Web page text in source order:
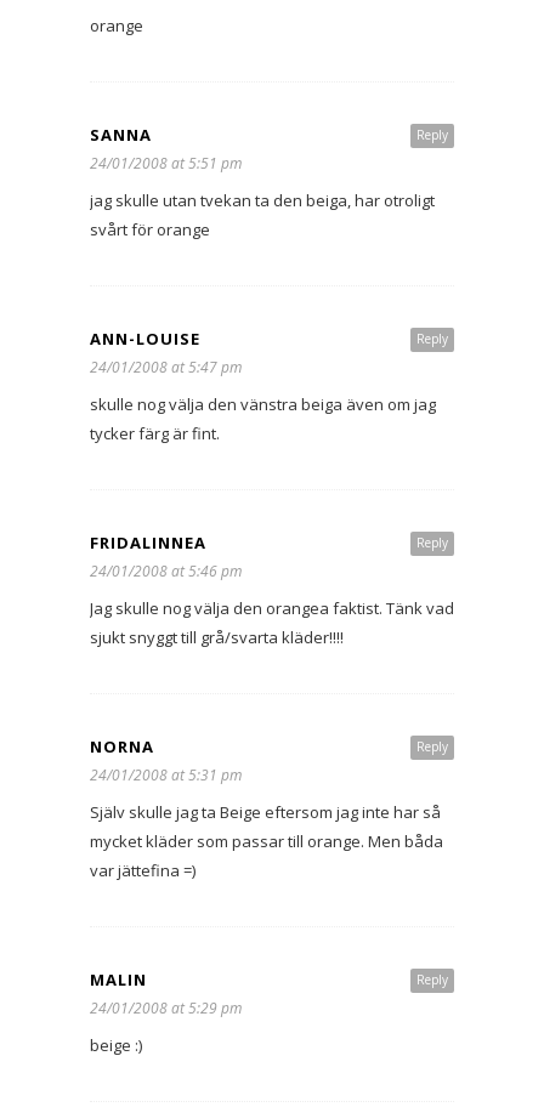
orange
Reply
SANNA
24/01/2008 at 5:51 pm
jag skulle utan tvekan ta den beiga, har otroligt
svårt för orange
Reply
ANN-LOUISE
24/01/2008 at 5:47 pm
skulle nog välja den vänstra beiga även om jag
tycker färg är fint.
Reply
FRIDALINNEA
24/01/2008 at 5:46 pm
Jag skulle nog välja den orangea faktist. Tänk vad
sjukt snyggt till grå/svarta kläder!!!!
Reply
NORNA
24/01/2008 at 5:31 pm
Själv skulle jag ta Beige eftersom jag inte har så
mycket kläder som passar till orange. Men båda
var jättefina =)
Reply
MALIN
24/01/2008 at 5:29 pm
beige :)